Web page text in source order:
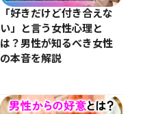
「好きだけど付き合えな
い」と言う女性心理と
は？男性が知るべき女性
の本音を解説